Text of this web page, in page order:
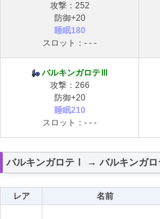
攻撃：252
防御+20
睡眠180
スロット：- - -
バルキンガロテⅢ
攻撃：266
防御+20
睡眠210
スロット：- - -
バルキンガロテⅠ → バルキンガ
レア 名前